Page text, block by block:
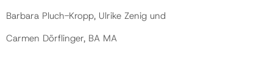
Barbara Pluch-Kropp, Ulrike Zenig und
Carmen Dörflinger, BA MA